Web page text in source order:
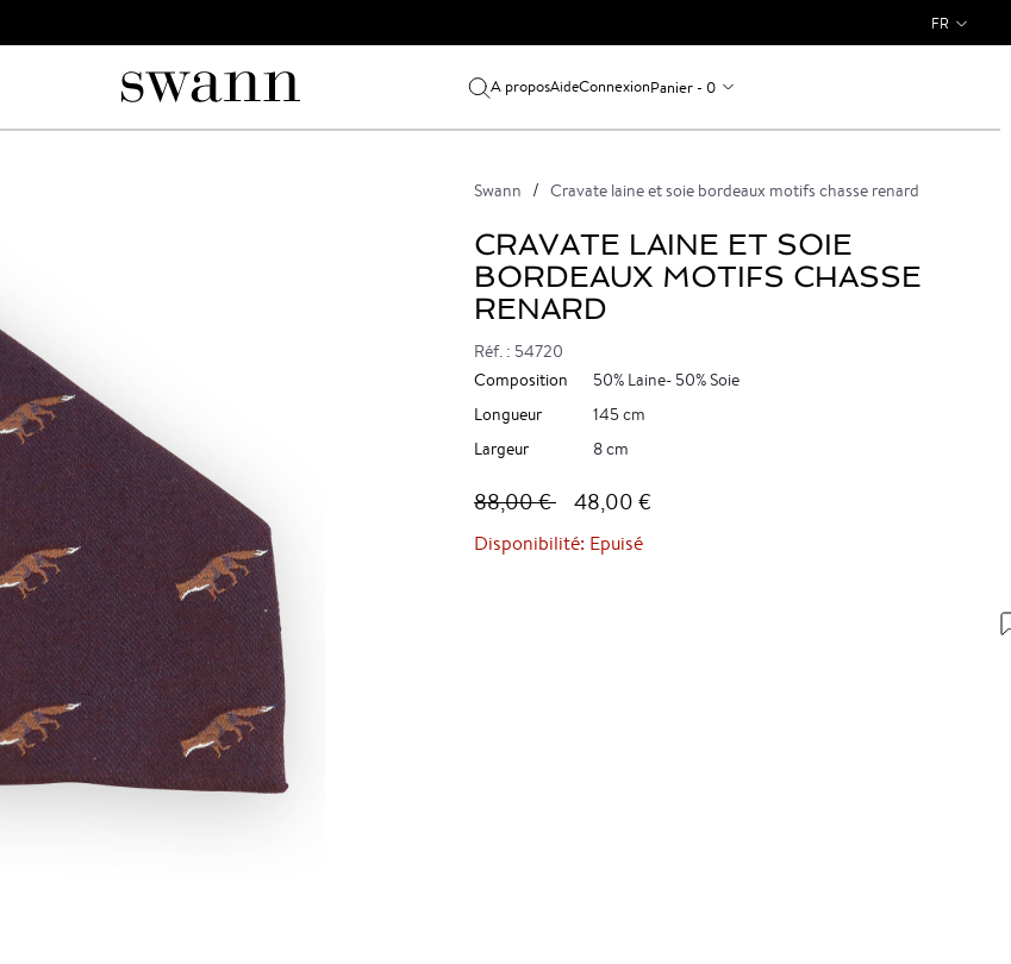
FR
A proposAideConnexionPanier - 0
Swann Cravate laine et soie bordeaux motifs chasse renard
CRAVATE LAINE ET SOIE
BORDEAUX MOTIFS CHASSE
RENARD
Réf. : 54720
Composition
50% Laine- 50% Soie
Longueur
145 cm
Largeur
8 cm
88,00 € 48,00 €
Disponibilité: Epuisé